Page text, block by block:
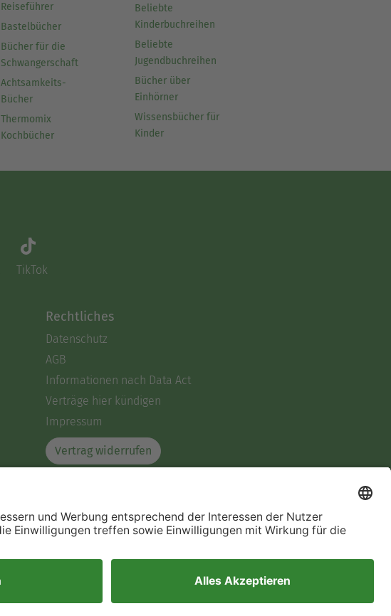
Reiseführer
Bastelbücher
Bücher für die
Schwangerschaft
Achtsamkeits-
Bücher
Thermomix
Kochbücher
Beliebte
Kinderbuchreihen
Beliebte
Jugendbuchreihen
Bücher über
Einhörner
Wissensbücher für
Kinder
TikTok
Rechtliches
Datenschutz
AGB
Informationen nach Data Act
Verträge hier kündigen
Impressum
Vertrag widerrufen